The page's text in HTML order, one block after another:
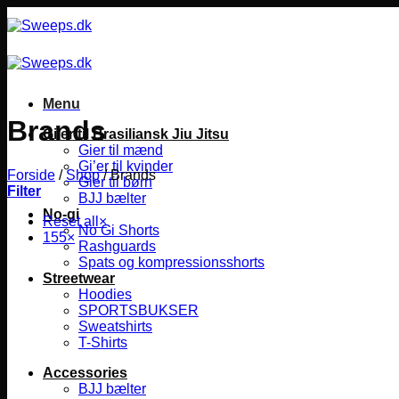
til
Menu
Gi’er til Brasiliansk Jiu Jitsu
Gier til mænd
Gi’er til kvinder
Gier til børn
BJJ bælter
No-gi
No Gi Shorts
Rashguards
Spats og kompressionsshorts
Streetwear
Hoodies
SPORTSBUKSER
Sweatshirts
T-Shirts
Accessories
BJJ bælter
Brands
Forside / Shop /Brands
Filter
Reset all ×
155×